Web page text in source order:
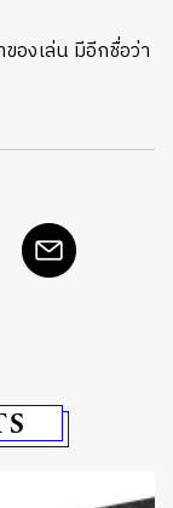
องเล่น มีอีกชื่อว่า